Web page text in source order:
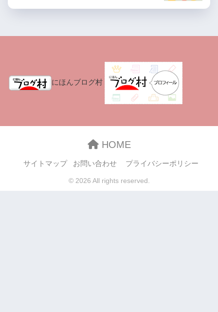
にほんブログ村
HOME
サイトマップ お問い合わせ プライバシーポリシー
© 2026 All rights reserved.